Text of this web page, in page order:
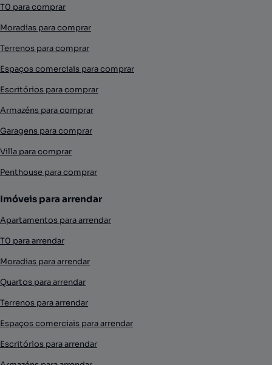
T0 para comprar
Moradias para comprar
Terrenos para comprar
Espaços comerciais para comprar
Escritórios para comprar
Armazéns para comprar
Garagens para comprar
Villa para comprar
Penthouse para comprar
Imóveis para arrendar
Apartamentos para arrendar
T0 para arrendar
Moradias para arrendar
Quartos para arrendar
Terrenos para arrendar
Espaços comerciais para arrendar
Escritórios para arrendar